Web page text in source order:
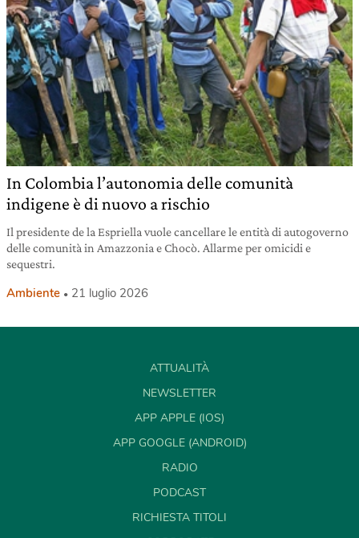
In Colombia l’autonomia delle comunità
indigene è di nuovo a rischio
Il presidente de la Espriella vuole cancellare le entità di autogoverno
delle comunità in Amazzonia e Chocò. Allarme per omicidi e
sequestri.
Ambiente 21 luglio 2026
ATTUALITÀ
NEWSLETTER
APP APPLE (IOS)
APP GOOGLE (ANDROID)
RADIO
PODCAST
RICHIESTA TITOLI